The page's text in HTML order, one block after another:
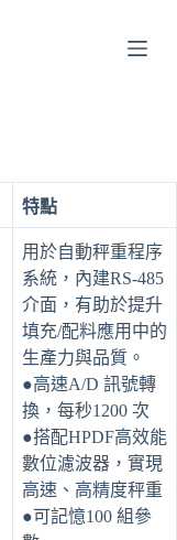
特點
用於自動秤重程序
系統，內建RS-485
介面，有助於提升
填充/配料應用中的
生產力與品質。
●高速A/D 訊號轉
換，每秒1200 次
●搭配HPDF高效能
數位濾波器，實現
高速、高精度秤重
●可記憶100 組參